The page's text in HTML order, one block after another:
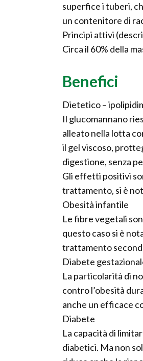
superfice i tuberi,
un contenitore di
Principi attivi
Circa il 60% della
Benefici
Dietetico –
Il glucomannano
alleato nella lotta
il gel viscoso,
digestione, senza
Gli effetti positivi
trattamento, si è
Obesità infantile
Le fibre vegetali
questo caso si è
trattamento
Diabete
La particolarità di
contro l’obesità
anche un efficace
Diabete
La capacità di
diabetici. Ma non